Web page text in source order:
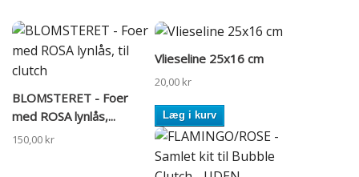
BLOMSTERET - Foer
med ROSA lynlås,...
150,00 kr
Vlieseline 25x16 cm
20,00 kr
Læg i kurv